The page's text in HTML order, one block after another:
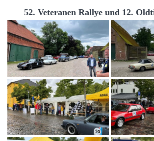
52. Veteranen Rallye und 12.